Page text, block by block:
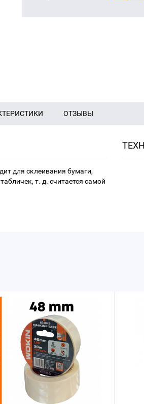
ОТЗЫВЫ
для склеивания бумаги,
т. д. считается самой